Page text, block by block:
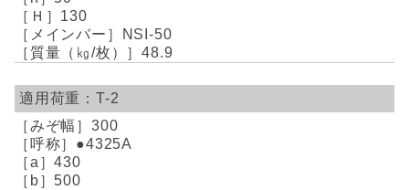
130
NSI-50
48.9
T-2
300
●4325A
430
500